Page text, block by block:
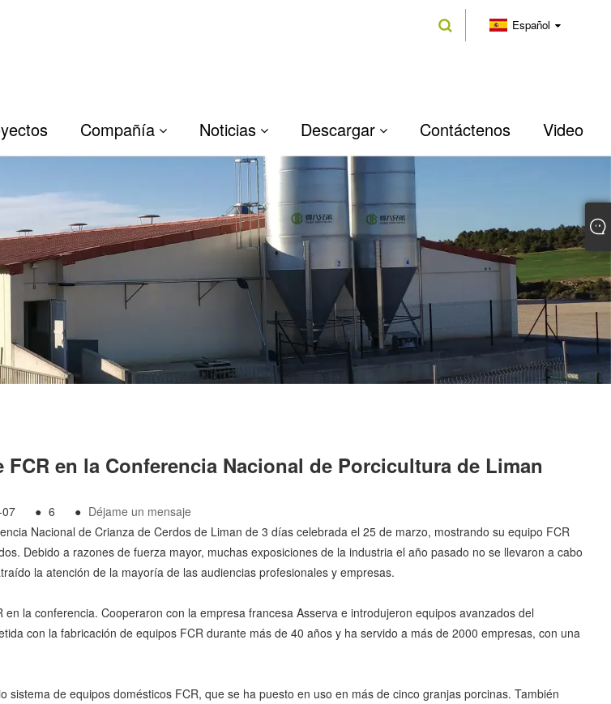
Español
Compañía Noticias Descargar Contáctenos Video
en la Conferencia Nacional de Porcicultura de Liman
● 6 ● Déjame un mensaje
Nacional de Crianza de Cerdos de Liman de 3 días celebrada el 25 de marzo, mostrando su equipo FCR
Debido a razones de fuerza mayor, muchas exposiciones de la industria el año pasado no se llevaron a cabo
la atención de la mayoría de las audiencias profesionales y empresas.
la conferencia. Cooperaron con la empresa francesa Asserva e introdujeron equipos avanzados del
con la fabricación de equipos FCR durante más de 40 años y ha servido a más de 2000 empresas, con una
de equipos domésticos FCR, que se ha puesto en uso en más de cinco granjas porcinas. También